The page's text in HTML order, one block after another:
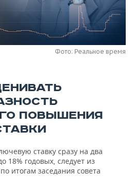
Фото: Реальное время
ПОВЫШЕНИЯ
ставку сразу на два
18% годовых, следует из
итогам заседания совета